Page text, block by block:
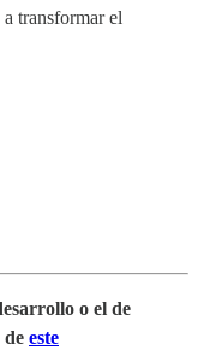
transformar el
o el de
de este